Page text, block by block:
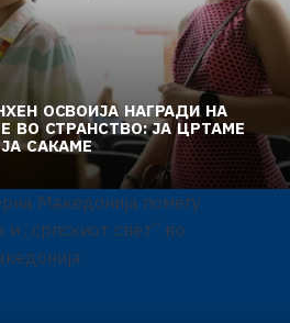
ОСВОИЈА НАГРАДИ НА
ВО СТРАНСТВО: ЈА ЦРТАМЕ
САКАМЕ